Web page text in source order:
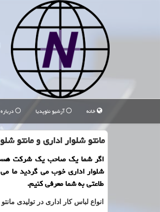
خانه آرشیو نئوپدیا
مانتو شلوار اداری و مانتو
اگر شما یك صاحب یك شركت
شلوار اداری خوب می گردید ما می
طاعتی به شما معرفی كنیم.
انواع لباس کار اداری در تولیدی